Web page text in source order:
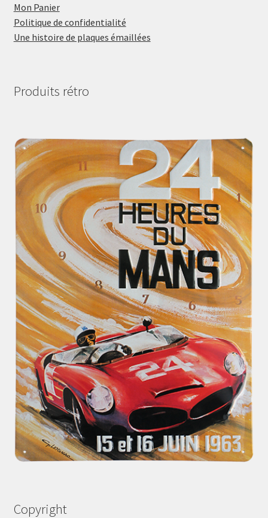
Mon Panier
Politique de confidentialité
Une histoire de plaques émaillées
Produits rétro
Copyright